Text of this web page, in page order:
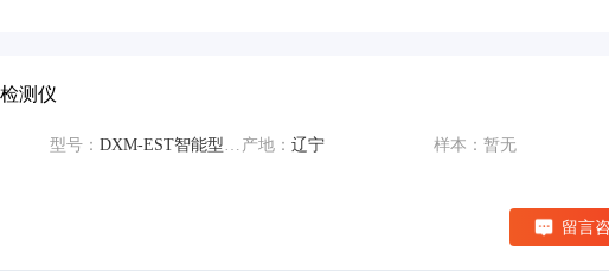
测仪
型号： DXM-EST智能型检测仪 产地： 辽宁 样本：暂无
留言